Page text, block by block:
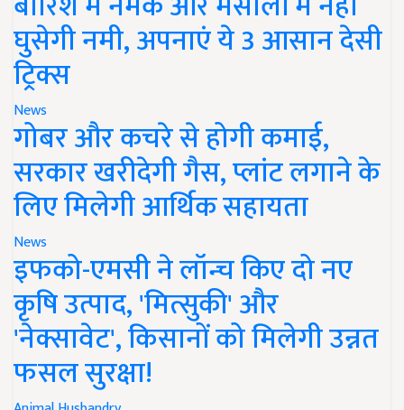
घुसेगी नमी, अपनाएं ये 3 आसान देसी
ट्रिक्स
News
गोबर और कचरे से होगी कमाई,
सरकार खरीदेगी गैस, प्लांट लगाने के
लिए मिलेगी आर्थिक सहायता
News
इफको-एमसी ने लॉन्च किए दो नए
कृषि उत्पाद, 'मित्सुकी' और
'नेक्सावेट', किसानों को मिलेगी उन्नत
फसल सुरक्षा!